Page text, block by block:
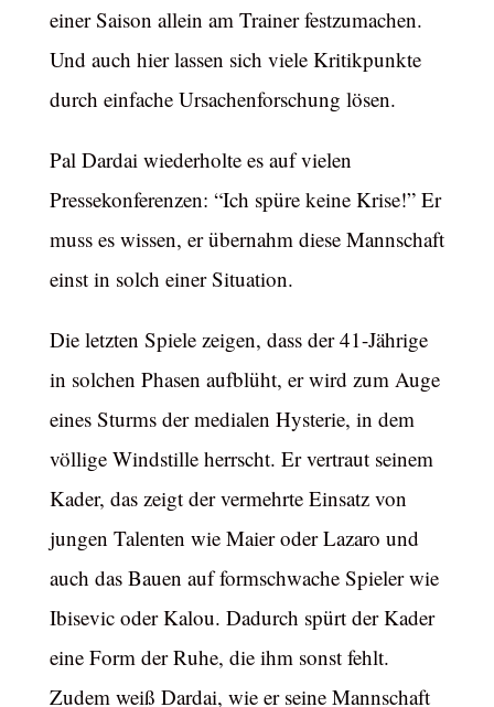
einer Saison allein am Trainer festzumachen.
Und auch hier lassen sich viele Kritikpunkte
durch einfache Ursachenforschung lösen.
Pal Dardai wiederholte es auf vielen
Pressekonferenzen: “Ich spüre keine Krise!” Er
muss es wissen, er übernahm diese Mannschaft
einst in solch einer Situation.
Die letzten Spiele zeigen, dass der 41-Jährige
in solchen Phasen aufblüht, er wird zum Auge
eines Sturms der medialen Hysterie, in dem
völlige Windstille herrscht. Er vertraut seinem
Kader, das zeigt der vermehrte Einsatz von
jungen Talenten wie Maier oder Lazaro und
auch das Bauen auf formschwache Spieler wie
Ibisevic oder Kalou. Dadurch spürt der Kader
eine Form der Ruhe, die ihm sonst fehlt.
Zudem weiß Dardai, wie er seine Mannschaft